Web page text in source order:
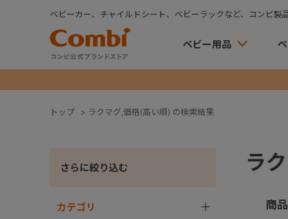
ベビーカー、チャイルドシート、ベビーラックなど、コンビ製
ベビー用品
トップ > ラクマグ,価格(高い順) の検索結果
さらに絞り込む
カテゴリ
ラ
商